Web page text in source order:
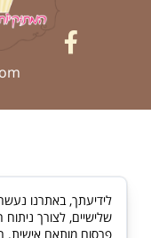
שלישיים, לצורך
פרסום מותאם